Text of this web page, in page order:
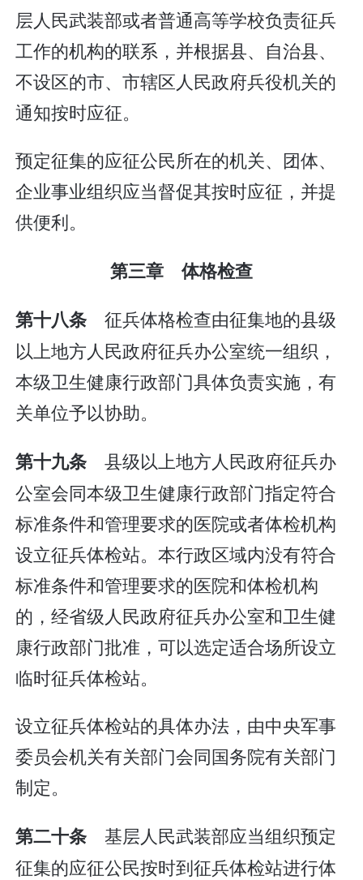
层人民武装部或者普通高等学校负责征兵
工作的机构的联系，并根据县、自治县、
不设区的市、市辖区人民政府兵役机关的
通知按时应征。
预定征集的应征公民所在的机关、团体、
企业事业组织应当督促其按时应征，并提
供便利。
第三章 体格检查
第十八条 征兵体格检查由征集地的县级
以上地方人民政府征兵办公室统一组织，
本级卫生健康行政部门具体负责实施，有
关单位予以协助。
第十九条 县级以上地方人民政府征兵办
公室会同本级卫生健康行政部门指定符合
标准条件和管理要求的医院或者体检机构
设立征兵体检站。本行政区域内没有符合
标准条件和管理要求的医院和体检机构
的，经省级人民政府征兵办公室和卫生健
康行政部门批准，可以选定适合场所设立
临时征兵体检站。
设立征兵体检站的具体办法，由中央军事
委员会机关有关部门会同国务院有关部门
制定。
第二十条 基层人民武装部应当组织预定
征集的应征公民按时到征兵体检站进行体